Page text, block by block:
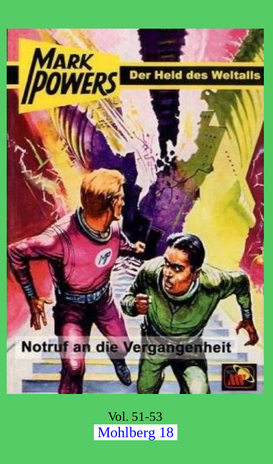
Vol. 51-53
Mohlberg 18